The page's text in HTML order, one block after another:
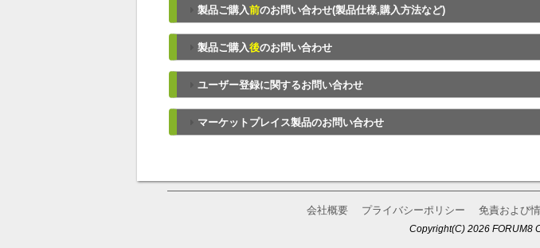
製品ご購入前のお問い合わせ(製品仕様,購入方法など)
製品ご購入後のお問い合わせ
ユーザー登録に関するお問い合わせ
マーケットプレイス製品のお問い合わせ
会社概要 プライバシーポリシー 免責および
Copyright(C) 2026 FORUM8